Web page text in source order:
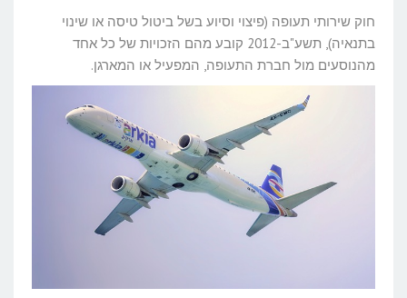
חוק שירותי תעופה (פיצוי וסיוע בשל ביטול טיסה או שינוי
בתנאיה), תשע"ב-2012 קובע מהם הזכויות של כל אחד
מהנוסעים מול חברת התעופה, המפעיל או המארגן.